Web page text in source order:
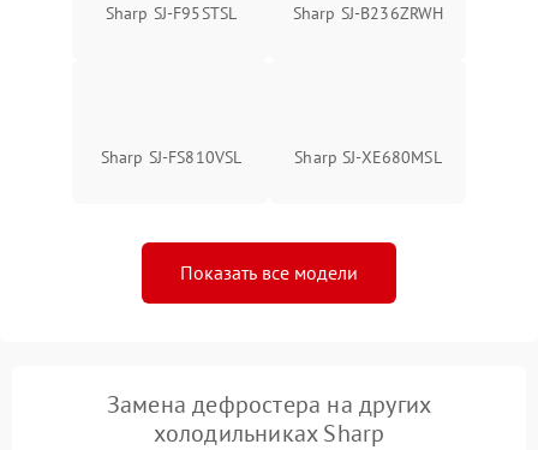
Sharp SJ-F95STSL Sharp SJ-B236ZRWH
Sharp SJ-FS810VSL Sharp SJ-XE680MSL
Показать все модели
Замена дефростера на других
холодильниках Sharp